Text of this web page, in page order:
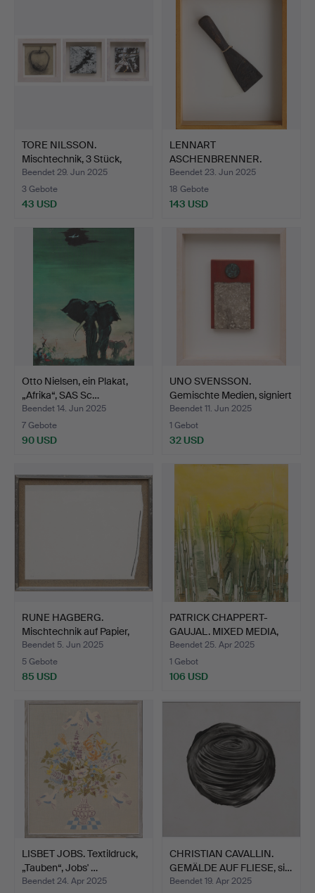
TORE NILSSON.
Mischtechnik, 3 Stück,
rücks…
Beendet 29. Jun 2025
3 Gebote
43 USD
LENNART
ASCHENBRENNER.
Objekte, Mischtechn…
Beendet 23. Jun 2025
18 Gebote
143 USD
Otto Nielsen, ein Plakat,
„Afrika“, SAS Sc…
Beendet 14. Jun 2025
7 Gebote
90 USD
UNO SVENSSON.
Gemischte Medien, signiert
i…
Beendet 11. Jun 2025
1 Gebot
32 USD
RUNE HAGBERG.
Mischtechnik auf Papier,
sig…
Beendet 5. Jun 2025
5 Gebote
85 USD
PATRICK CHAPPERT-
GAUJAL. MIXED MEDIA,
Coll…
Beendet 25. Apr 2025
1 Gebot
106 USD
LISBET JOBS. Textildruck,
„Tauben“, Jobs' …
Beendet 24. Apr 2025
CHRISTIAN CAVALLIN.
GEMÄLDE AUF FLIESE, si…
Beendet 19. Apr 2025